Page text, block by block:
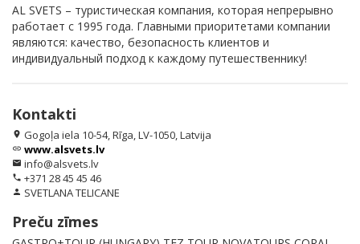
AL SVETS – туристическая компания, которая непрерывно
работает с 1995 года. Главными приоритетами компании
являются: качество, безопасность клиентов и
индивидуальный подход к каждому путешественнику!
Kontakti
location_on Gogoļa iela 10-54, Rīga, LV-1050, Latvija
link www.alsvets.lv
email info@alsvets.lv
phone +371 28 45 45 46
person SVETLANA TELICANE
Preču zīmes